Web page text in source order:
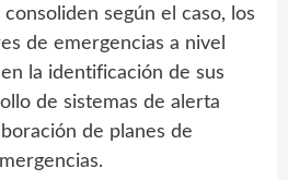
según el caso, los
de emergencias a nivel
la identificación de sus
de sistemas de alerta
de planes de